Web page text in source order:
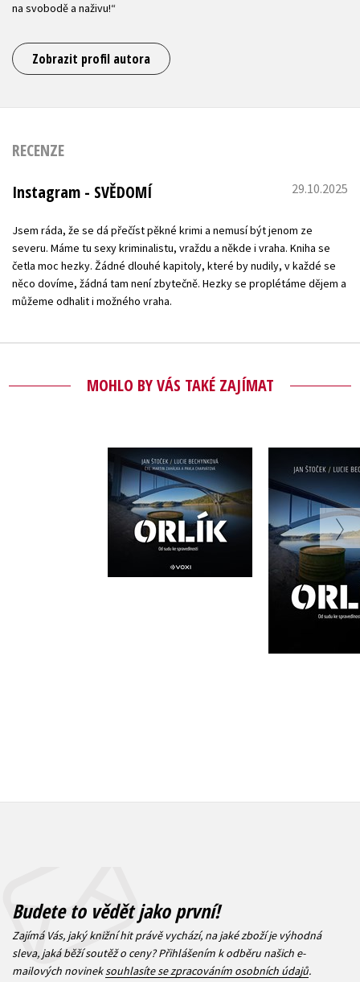
na svobodě a naživu!“
Zobrazit profil autora
RECENZE
Instagram - SVĚDOMÍ
29.10.2025
Jsem ráda, že se dá přečíst pěkné krimi a nemusí být jenom ze
severu. Máme tu sexy kriminalistu, vraždu a někde i vraha. Kniha se
četla moc hezky. Žádné dlouhé kapitoly, které by nudily, v každé se
něco dovíme, žádná tam není zbytečně. Hezky se proplétáme dějem a
můžeme odhalit i možného vraha.
MOHLO BY VÁS TAKÉ ZAJÍMAT
Orlík (audiokniha)
Lucie Bechynková
,
Jan Štoček
Lucie
,
Jan
Do
Budete to vědět jako první!
Zajímá Vás, jaký knižní hit právě vychází, na jaké zboží je výhodná
sleva, jaká běží soutěž o ceny? Přihlášením k odběru našich e-
mailových novineksouhlasíte se zpracováním osobních údajů.